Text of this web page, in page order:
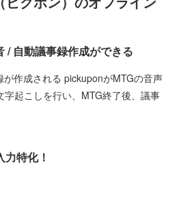
/ 自動議事録作成ができる
作成される pickuponがMTGの音声
起こしを行い、MTG終了後、議事
特化！